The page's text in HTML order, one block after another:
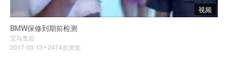
视频
BMW保修到期前检测
宝马售后
2017-03-13 • 2474次浏览